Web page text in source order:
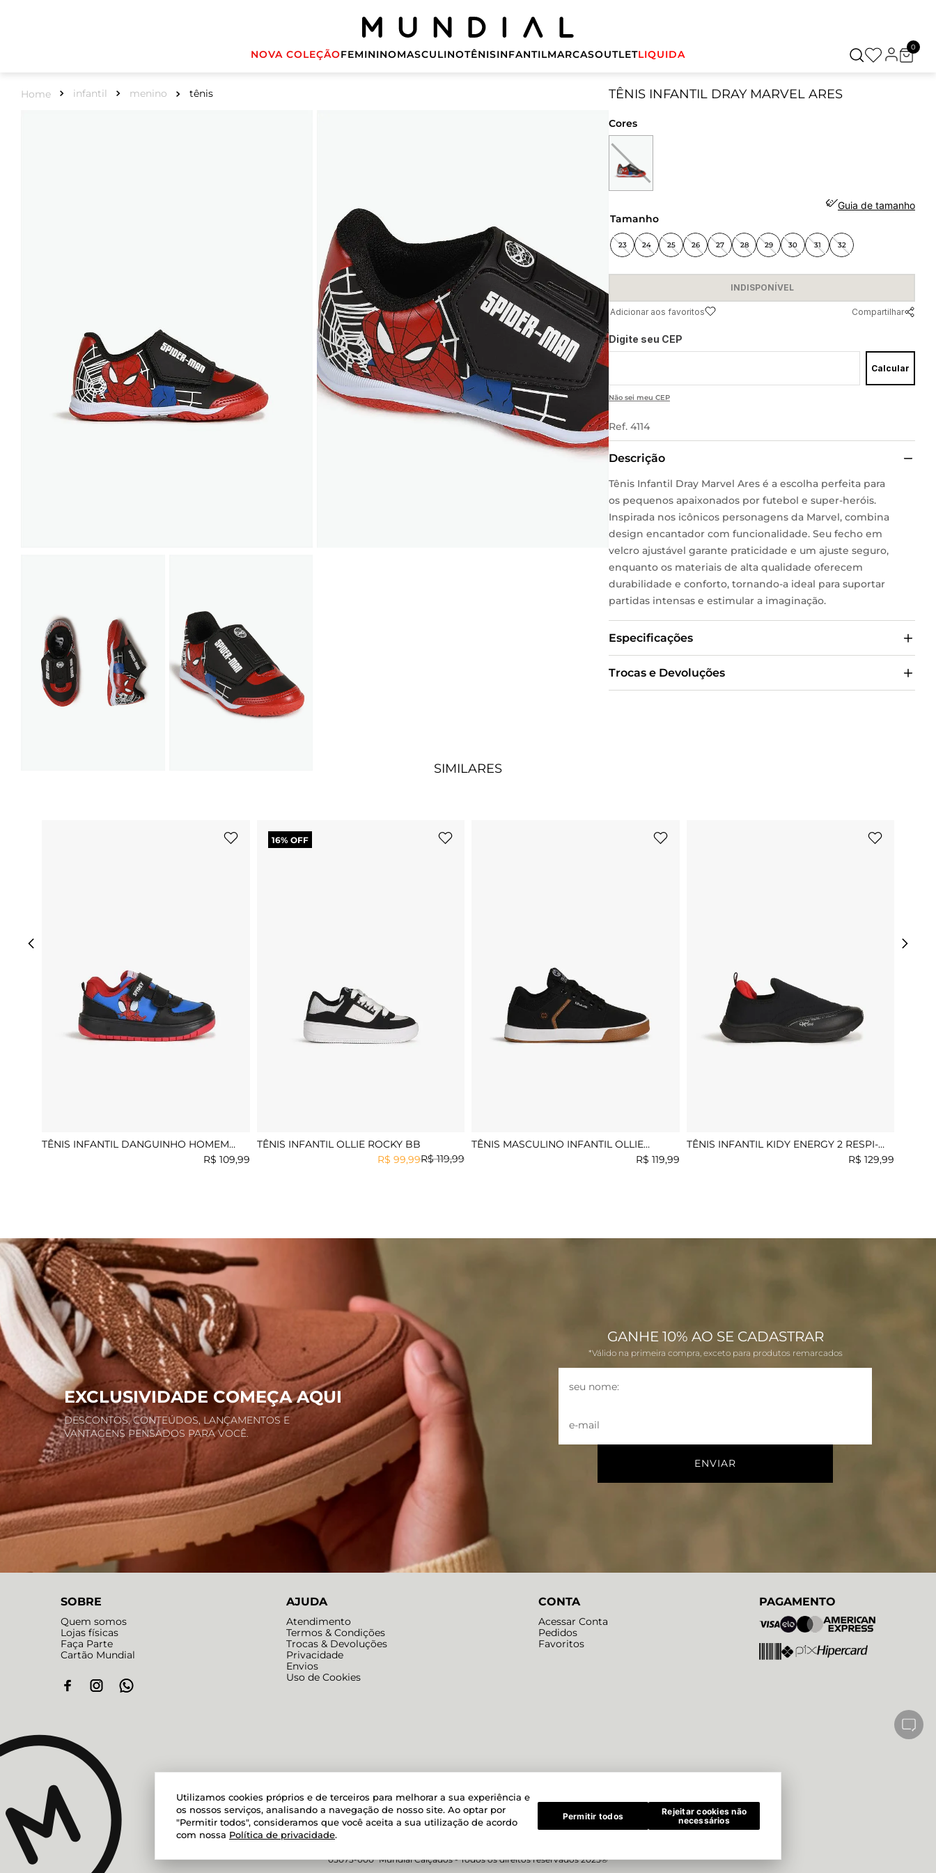
Utilizamos cookies próprios e de terceiros para melhorar a sua experiência e
os nossos serviços, analisando a navegação de nosso site. Ao optar por
"Permitir todos", consideramos que você aceita a sua utilização de acordo
com nossa Política de privacidade.
Permitir todos
Rejeitar cookies não
necessários
NOVA COLEÇÃOFEMININOMASCULINOTÊNISINFANTILMARCASOUTLETLIQUIDA
0
infantil menino tênis TÊNIS INFANTIL DRAY MARVEL ARES
Cores
Guia de tamanho
tamanho
23 24 25 26 27 28 29 30 31 32
INDISPONÍVEL
Compartilhar
Digite seu CEP
Calcular
Não sei meu CEP
Ref. 4114
Descrição
Tênis Infantil Dray Marvel Ares é a escolha perfeita para
os pequenos apaixonados por futebol e super-heróis.
Inspirada nos icônicos personagens da Marvel, combina
design encantador com funcionalidade. Seu fecho em
velcro ajustável garante praticidade e um ajuste seguro,
enquanto os materiais de alta qualidade oferecem
durabilidade e conforto, tornando-a ideal para suportar
partidas intensas e estimular a imaginação.
Especificações
Trocas e Devoluções
SIMILARES
TÊNIS INFANTIL DANGUINHO HOMEM
R$ 109,99
16% OFF
TÊNIS INFANTIL OLLIE ROCKY BB
R$ 119,99
R$ 99,99
TÊNIS MASCULINO INFANTIL OLLIE
R$ 119,99
TÊNIS INFANTIL KIDY ENERGY 2 RESPI-
R$ 129,99
EXCLUSIVIDADE COMEÇA AQUI
DESCONTOS, CONTEÚDOS, LANÇAMENTOS E
VANTAGENS PENSADOS PARA VOCÊ.
GANHE 10% AO SE CADASTRAR
*Válido na primeira compra, exceto para produtos remarcados
SOBRE
Quem somos
Lojas físicas
Faça Parte
Cartão Mundial
AJUDA
Atendimento
Termos & Condições
Trocas & Devoluções
Privacidade
Envios
Uso de Cookies
CONTA
Acessar Conta
Pedidos
Favoritos
PAGAMENTO
Powered byDeveloped by
05073-000 Mundial Calçados - Todos os direitos reservados 2025®